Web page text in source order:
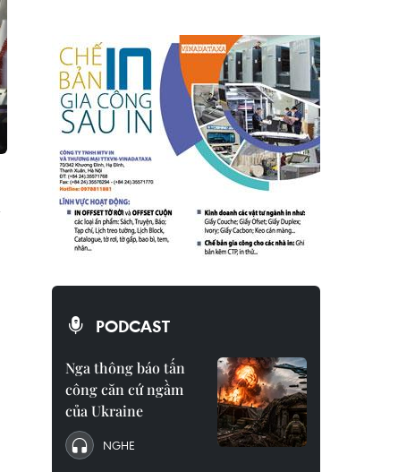
PODCAST
Nga thông báo tấn
công căn cứ ngầm
của Ukraine
NGHE